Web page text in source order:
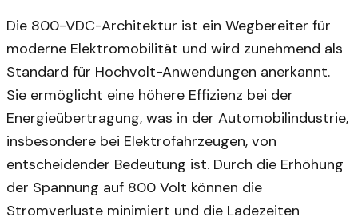
Die 800-VDC-Architektur ist ein Wegbereiter für
moderne Elektromobilität und wird zunehmend als
Standard für Hochvolt-Anwendungen anerkannt.
Sie ermöglicht eine höhere Effizienz bei der
Energieübertragung, was in der Automobilindustrie,
insbesondere bei Elektrofahrzeugen, von
entscheidender Bedeutung ist. Durch die Erhöhung
der Spannung auf 800 Volt können die
Stromverluste minimiert und die Ladezeiten